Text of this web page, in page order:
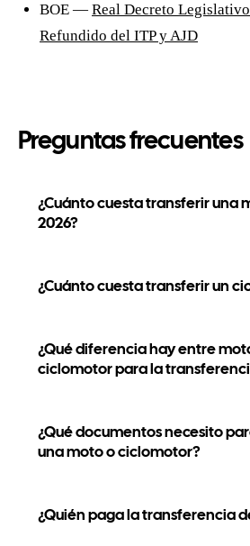
BOE — Real Decreto
Refundido del ITP y AJD
Preguntas frecuentes
¿Cuánto cuesta transferir una
2026?
¿Cuánto cuesta transferir un
¿Qué diferencia hay entre
ciclomotor para la
¿Qué documentos necesito
una moto o ciclomotor?
¿Quién paga la transferencia